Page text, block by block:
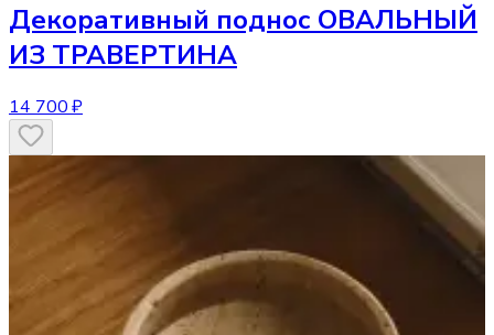
Декоративный поднос ОВАЛЬНЫЙ
ИЗ ТРАВЕРТИНА
14 700 ₽